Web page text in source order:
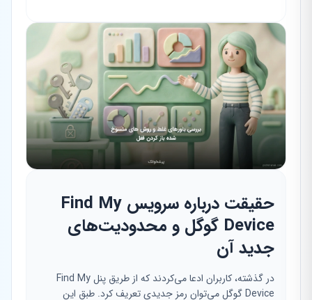
حقیقت درباره سرویس Find My
Device گوگل و محدودیت‌های
جدید آن
در گذشته، کاربران ادعا می‌کردند که از طریق پنل Find My
Device گوگل می‌توان رمز جدیدی تعریف کرد. طبق این